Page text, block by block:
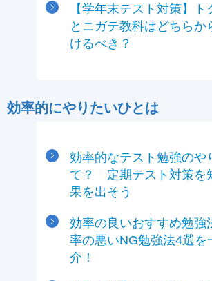
【学年末テスト対策】ト
とニガテ教科はどちらか
けるべき？
効率的にやりたいひとは
効率的なテスト勉強のや
て？ 定期テスト対策を
果を出そう
効率の良いおすすめ勉強
率の悪いNG勉強法4選を
介！